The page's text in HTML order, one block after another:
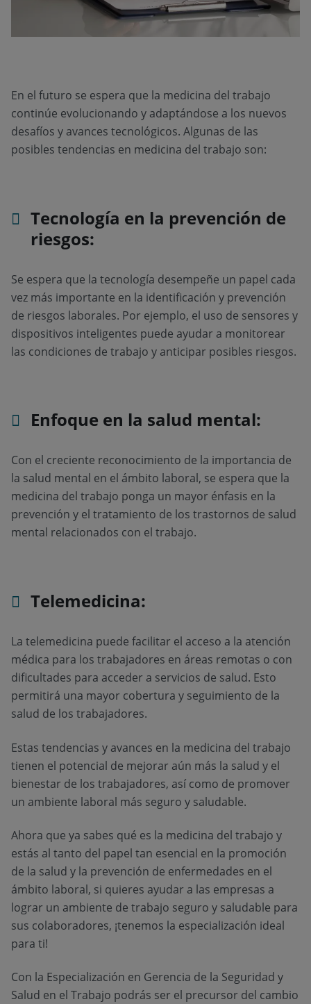
En el futuro se espera que la medicina del trabajo
continúe evolucionando y adaptándose a los nuevos
desafíos y avances tecnológicos. Algunas de las
posibles tendencias en medicina del trabajo son:
Tecnología en la prevención de
riesgos:
Se espera que la tecnología desempeñe un papel cada
vez más importante en la identificación y prevención
de riesgos laborales. Por ejemplo, el uso de sensores y
dispositivos inteligentes puede ayudar a monitorear
las condiciones de trabajo y anticipar posibles riesgos.
Enfoque en la salud mental:
Con el creciente reconocimiento de la importancia de
la salud mental en el ámbito laboral, se espera que la
medicina del trabajo ponga un mayor énfasis en la
prevención y el tratamiento de los trastornos de salud
mental relacionados con el trabajo.
Telemedicina:
La telemedicina puede facilitar el acceso a la atención
médica para los trabajadores en áreas remotas o con
dificultades para acceder a servicios de salud. Esto
permitirá una mayor cobertura y seguimiento de la
salud de los trabajadores.
Estas tendencias y avances en la medicina del trabajo
tienen el potencial de mejorar aún más la salud y el
bienestar de los trabajadores, así como de promover
un ambiente laboral más seguro y saludable.
Ahora que ya sabes qué es la medicina del trabajo y
estás al tanto del papel tan esencial en la promoción
de la salud y la prevención de enfermedades en el
ámbito laboral, si quieres ayudar a las empresas a
lograr un ambiente de trabajo seguro y saludable para
sus colaboradores, ¡tenemos la especialización ideal
para ti!
Con la Especialización en Gerencia de la Seguridad y
Salud en el Trabajo podrás ser el precursor del cambio